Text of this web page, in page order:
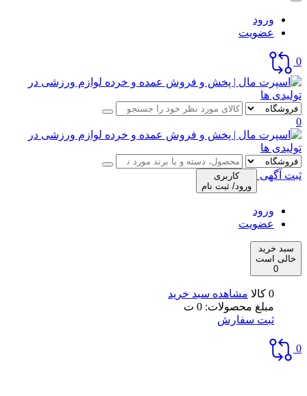
ورود
عضویت
0
0
ثبت آگهی
کاربری
ورود/ ثبت نام
ورود
عضویت
سبد خرید
خالی است
0
0 کالا
مشاهده سبد خرید
مبلغ محصولات: 0 ت
ثبت سفارش
0